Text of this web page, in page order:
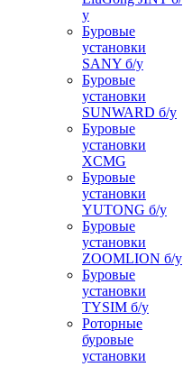
у
Буровые
установки
SANY б/у
Буровые
установки
SUNWARD б/у
Буровые
установки
XCMG
Буровые
установки
YUTONG б/у
Буровые
установки
ZOOMLION б/у
Буровые
установки
TYSIM б/у
Роторные
буровые
установки